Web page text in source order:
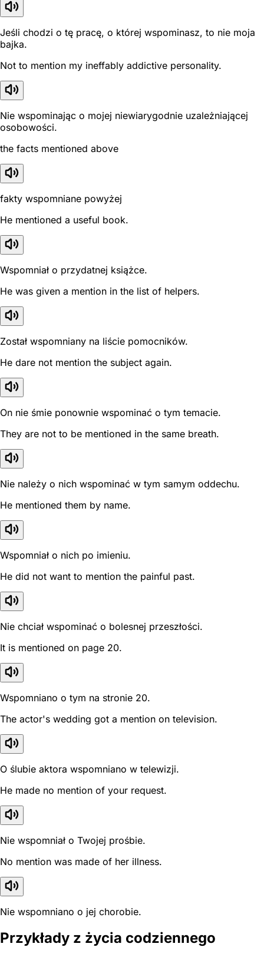
Jeśli chodzi o tę pracę, o której wspominasz, to nie moja
bajka.
Not to mention my ineffably addictive personality.
Nie wspominając o mojej niewiarygodnie uzależniającej
osobowości.
the facts mentioned above
fakty wspomniane powyżej
He mentioned a useful book.
Wspomniał o przydatnej książce.
He was given a mention in the list of helpers.
Został wspomniany na liście pomocników.
He dare not mention the subject again.
On nie śmie ponownie wspominać o tym temacie.
They are not to be mentioned in the same breath.
Nie należy o nich wspominać w tym samym oddechu.
He mentioned them by name.
Wspomniał o nich po imieniu.
He did not want to mention the painful past.
Nie chciał wspominać o bolesnej przeszłości.
It is mentioned on page 20.
Wspomniano o tym na stronie 20.
The actor's wedding got a mention on television.
O ślubie aktora wspomniano w telewizji.
He made no mention of your request.
Nie wspomniał o Twojej prośbie.
No mention was made of her illness.
Nie wspomniano o jej chorobie.
Przykłady z życia codziennego